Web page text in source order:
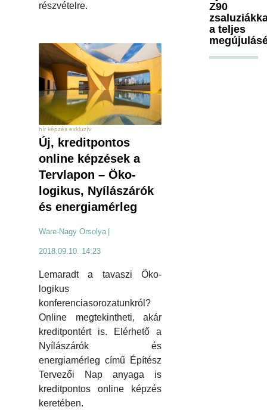
részvételre.
hír képzés exkluzív
Új, kreditpontos
online képzések a
Tervlapon – Öko-
logikus, Nyílászárók
és energiamérleg
Ware-Nagy Orsolya
2018.09.10. 14:23
Lemaradt a tavaszi Öko-
logikus
konferenciasorozatunkról?
Online megtekintheti, akár
kreditpontért is. Elérhető a
Nyílászárók és
energiamérleg című Építész
Tervezői Nap anyaga is
kreditpontos online képzés
keretében.
Z90
a teljes